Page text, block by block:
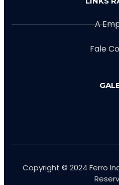
A
Fale
Copyright © 2024 Ferro